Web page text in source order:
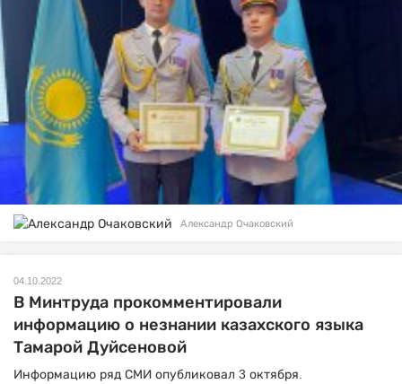
Александр Очаковский
04.10.2022
В Минтруда прокомментировали
информацию о незнании казахского языка
Тамарой Дуйсеновой
Информацию ряд СМИ опубликовал 3 октября.